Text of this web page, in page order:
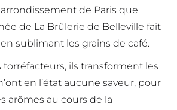
arrondissement de Paris que
de La Brûlerie de Belleville fait
sublimant les grains de café.
ils transforment les
en l’état aucune saveur, pour
arômes au cours de la